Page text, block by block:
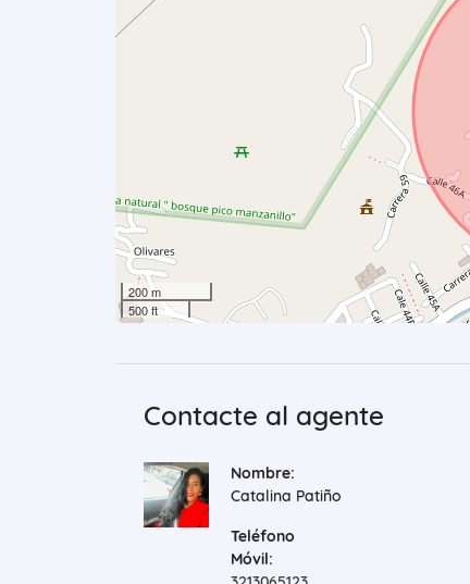
200 m
500 ft
Contacte al agente
Nombre:
Catalina Patiño
Teléfono
Móvil: